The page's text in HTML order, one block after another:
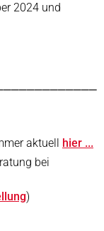
2024 und
aktuell hier ...
bei
)